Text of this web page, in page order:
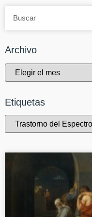
Archivo
Etiquetas